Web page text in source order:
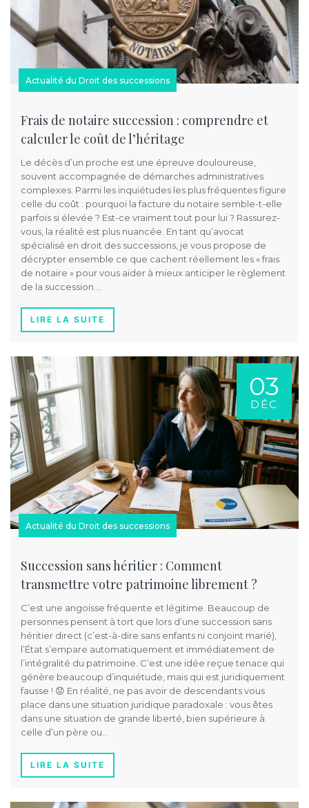
Actualité du Droit des successions
Frais de notaire succession : comprendre et
calculer le coût de l’héritage
Le décès d’un proche est une épreuve douloureuse,
souvent accompagnée de démarches administratives
complexes. Parmi les inquiétudes les plus fréquentes figure
celle du coût : pourquoi la facture du notaire semble-t-elle
parfois si élevée ? Est-ce vraiment tout pour lui ? Rassurez-
vous, la réalité est plus nuancée. En tant qu’avocat
spécialisé en droit des successions, je vous propose de
décrypter ensemble ce que cachent réellement les « frais
de notaire » pour vous aider à mieux anticiper le règlement
de la succession….
LIRE LA SUITE
03
DÉC
Actualité du Droit des successions
Succession sans héritier : Comment
transmettre votre patrimoine librement ?
C’est une angoisse fréquente et légitime. Beaucoup de
personnes pensent à tort que lors d’une succession sans
héritier direct (c’est-à-dire sans enfants ni conjoint marié),
l’État s’empare automatiquement et immédiatement de
l’intégralité du patrimoine. C’est une idée reçue tenace qui
génère beaucoup d’inquiétude, mais qui est juridiquement
fausse ! 😟 En réalité, ne pas avoir de descendants vous
place dans une situation juridique paradoxale : vous êtes
dans une situation de grande liberté, bien supérieure à
celle d’un père ou…
LIRE LA SUITE